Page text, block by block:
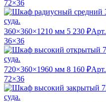
72×36
360×360×1210 мм 5 230 ₽
36×36
720×360×1960 мм 8 160 ₽
72×36